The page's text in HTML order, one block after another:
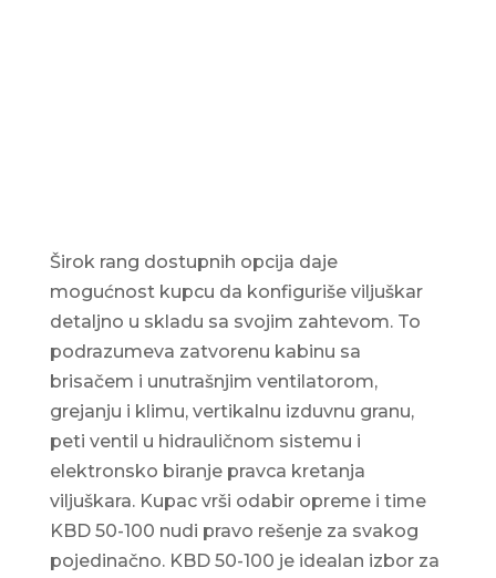
Širok rang dostupnih opcija daje
mogućnost kupcu da konfiguriše viljuškar
detaljno u skladu sa svojim zahtevom. To
podrazumeva zatvorenu kabinu sa
brisačem i unutrašnjim ventilatorom,
grejanju i klimu, vertikalnu izduvnu granu,
peti ventil u hidrauličnom sistemu i
elektronsko biranje pravca kretanja
viljuškara. Kupac vrši odabir opreme i time
KBD 50-100 nudi pravo rešenje za svakog
pojedinačno. KBD 50-100 je idealan izbor za